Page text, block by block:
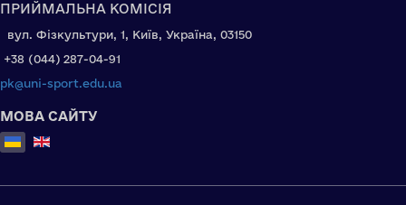
ПРИЙМАЛЬНА КОМІСІЯ
вул. Фізкультури, 1, Київ, Україна, 03150
+38 (044) 287-04-91
pk@uni-sport.edu.ua
МОВА САЙТУ
Оберіть свою мову